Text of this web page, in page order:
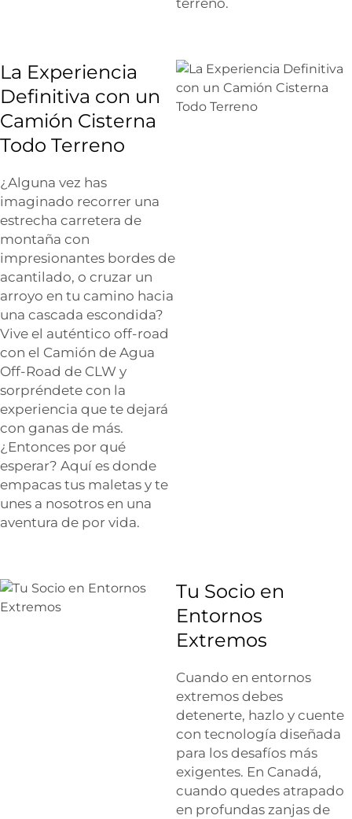
La Experiencia
Definitiva con un
Camión Cisterna
Todo Terreno
¿Alguna vez has
imaginado recorrer una
estrecha carretera de
montaña con
impresionantes bordes de
acantilado, o cruzar un
arroyo en tu camino hacia
una cascada escondida?
Vive el auténtico off-road
con el Camión de Agua
Off-Road de CLW y
sorpréndete con la
experiencia que te dejará
con ganas de más.
¿Entonces por qué
esperar? Aquí es donde
empacas tus maletas y te
unes a nosotros en una
aventura de por vida.
Tu Socio en
Entornos
Extremos
Cuando en entornos
extremos debes
detenerte, hazlo y cuente
con tecnología diseñada
para los desafíos más
exigentes. En Canadá,
cuando quedes atrapado
en profundas zanjas de